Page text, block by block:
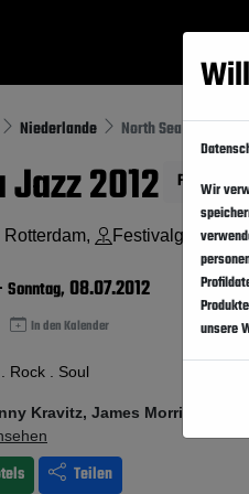
Niederlande North Sea Jazz 2012
2012 Folgen
Festivalgelände
Sonntag, 08.07.2012
In den Kalender
Rock . Soul
Kravitz, James Morrison,
Teilen
Wir
unsere